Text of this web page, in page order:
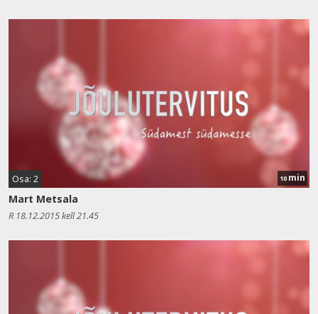
Osa: 2 10 min
Mart Metsala
R 18.12.2015 kell 21.45